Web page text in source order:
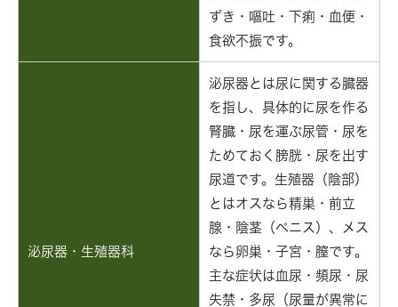
ずき・嘔吐・下痢・血便・
食欲不振です。
泌尿器・生殖器科
泌尿器とは尿に関する臓器
を指し、具体的に尿を作る
腎臓・尿を運ぶ尿管・尿を
ためておく膀胱・尿を出す
尿道です。生殖器（陰部）
とはオスなら精巣・前立
腺・陰茎（ペニス）、メス
なら卵巣・子宮・膣です。
主な症状は血尿・頻尿・尿
失禁・多尿（尿量が異常に